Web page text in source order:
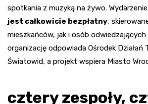
spotkania z muzyką na żywo.
jest całkowicie bezpłatny,
mieszkańców, jak i osób
organizację odpowiada Ośrodek Działań
Światowid, a projekt wspiera Miasto
cztery zespoły,